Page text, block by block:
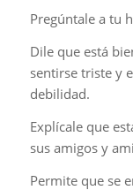
Pregúntale a tu
Dile que está
sentirse triste y
debilidad.
Explícale que
sus amigos y
Permite que se